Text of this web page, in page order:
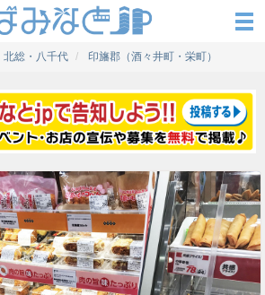
北総・八千代 印旛郡（酒々井町・栄町）